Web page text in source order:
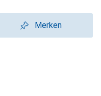
Merken